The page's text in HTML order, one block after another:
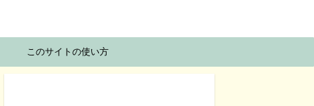
このサイトの使い方